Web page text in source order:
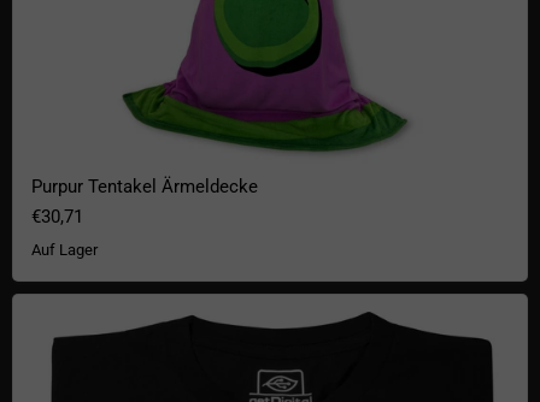
Purpur Tentakel Ärmeldecke
€30,71
Auf Lager
Asterence und Budelix